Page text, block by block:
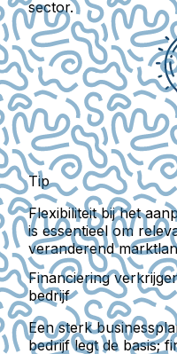
sector.
Tip
Flexibiliteit bij het
is essentieel om
veranderend
Financiering
bedrijf
Een sterk
bedrijf legt de basis;